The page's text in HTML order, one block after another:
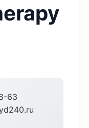
63